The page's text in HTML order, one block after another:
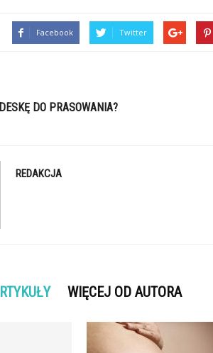
Facebook Twitter
DO PRASOWANIA?
REDAKCJA
WIĘCEJ OD AUTORA